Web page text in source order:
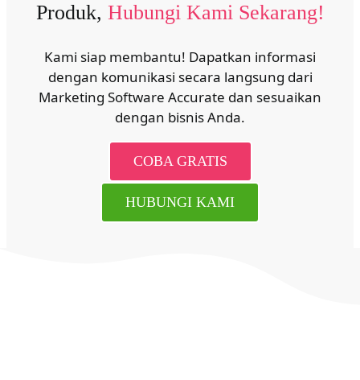
Produk, Hubungi Kami Sekarang!
Kami siap membantu! Dapatkan informasi
dengan komunikasi secara langsung dari
Marketing Software Accurate dan sesuaikan
dengan bisnis Anda.
COBA GRATIS
HUBUNGI KAMI